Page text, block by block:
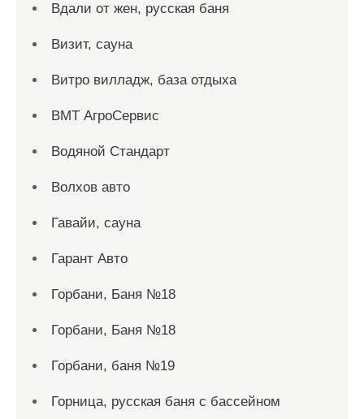
Вдали от жен, русская баня
Визит, сауна
Витро вилладж, база отдыха
ВМТ АгроСервис
Водяной Стандарт
Волхов авто
Гавайи, сауна
Гарант Авто
Горбани, Баня №18
Горбани, Баня №18
Горбани, баня №19
Горница, русская баня с бассейном